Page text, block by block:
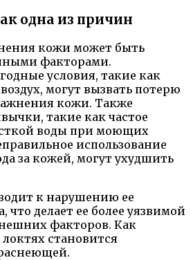
одна из причин
кожи может быть
факторами.
условия, такие как
могут вызвать потерю
кожи. Также
такие как частое
воды при моющих
использование
за кожей, могут ухудшить
к нарушению ее
что делает ее более уязвимой
факторов. Как
локтях становится